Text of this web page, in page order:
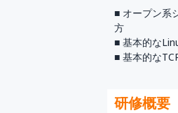
■ オープン系
方
■ 基本的な
■ 基本的な
研修概要